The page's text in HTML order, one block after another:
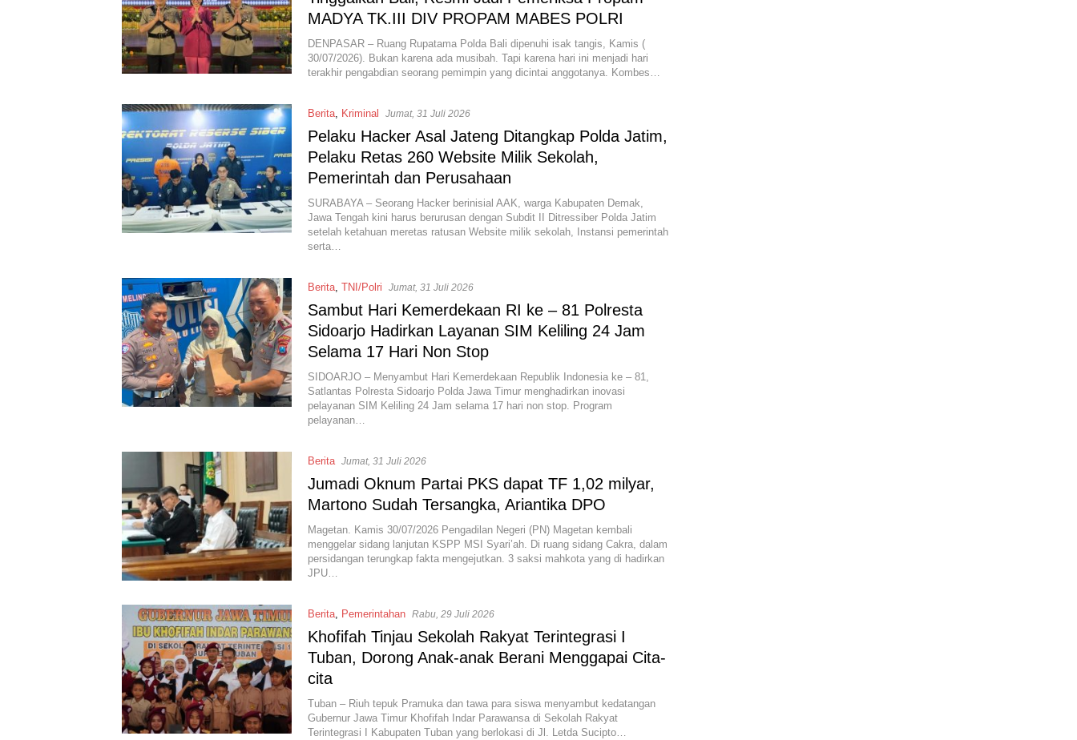
MADYA TK.III DIV PROPAM MABES POLRI
DENPASAR – Ruang Rupatama Polda Bali dipenuhi isak tangis, Kamis (
30/07/2026). Bukan karena ada musibah. Tapi karena hari ini menjadi hari
terakhir pengabdian seorang pemimpin yang dicintai anggotanya. Kombes…
Berita, Kriminal Jumat, 31 Juli 2026
Pelaku Hacker Asal Jateng Ditangkap Polda Jatim,
Pelaku Retas 260 Website Milik Sekolah,
Pemerintah dan Perusahaan
SURABAYA – Seorang Hacker berinisial AAK, warga Kabupaten Demak,
Jawa Tengah kini harus berurusan dengan Subdit II Ditressiber Polda Jatim
setelah ketahuan meretas ratusan Website milik sekolah, Instansi pemerintah
serta…
Berita, TNI/Polri Jumat, 31 Juli 2026
Sambut Hari Kemerdekaan RI ke – 81 Polresta
Sidoarjo Hadirkan Layanan SIM Keliling 24 Jam
Selama 17 Hari Non Stop
SIDOARJO – Menyambut Hari Kemerdekaan Republik Indonesia ke – 81,
Satlantas Polresta Sidoarjo Polda Jawa Timur menghadirkan inovasi
pelayanan SIM Keliling 24 Jam selama 17 hari non stop. Program
pelayanan…
Berita Jumat, 31 Juli 2026
Jumadi Oknum Partai PKS dapat TF 1,02 milyar,
Martono Sudah Tersangka, Ariantika DPO
Magetan. Kamis 30/07/2026 Pengadilan Negeri (PN) Magetan kembali
menggelar sidang lanjutan KSPP MSI Syari’ah. Di ruang sidang Cakra, dalam
persidangan terungkap fakta mengejutkan. 3 saksi mahkota yang di hadirkan
JPU…
Berita, Pemerintahan Rabu, 29 Juli 2026
Khofifah Tinjau Sekolah Rakyat Terintegrasi I
Tuban, Dorong Anak-anak Berani Menggapai Cita-
cita
Tuban – Riuh tepuk Pramuka dan tawa para siswa menyambut kedatangan
Gubernur Jawa Timur Khofifah Indar Parawansa di Sekolah Rakyat
Terintegrasi I Kabupaten Tuban yang berlokasi di Jl. Letda Sucipto…